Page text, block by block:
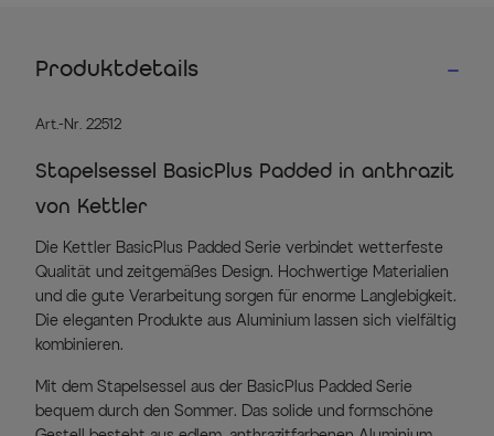
Produktdetails
Art.-Nr. 22512
Stapelsessel BasicPlus Padded in anthrazit
von Kettler
Die Kettler BasicPlus Padded Serie verbindet wetterfeste
Qualität und zeitgemäßes Design. Hochwertige Materialien
und die gute Verarbeitung sorgen für enorme Langlebigkeit.
Die eleganten Produkte aus Aluminium lassen sich vielfältig
kombinieren.
Mit dem Stapelsessel aus der BasicPlus Padded Serie
bequem durch den Sommer. Das solide und formschöne